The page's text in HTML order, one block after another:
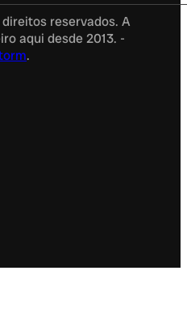
reservados. A
aqui desde 2013. -
.